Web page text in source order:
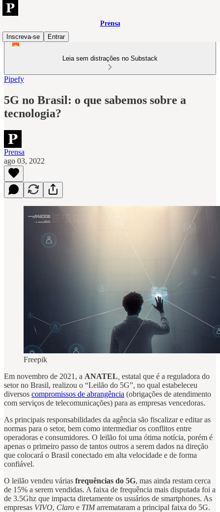
Prensa
Inscreva-se
Entrar
Leia sem distrações no Substack
Pipefy
5G no Brasil: o que sabemos sobre a
tecnologia?
Prensa
ago 03, 2022
Freepik
Em novembro de 2021, a ANATEL estatal que é a reguladora do
setor no Brasil, realizou o “Leilão do 5G”, no qual estabeleceu
diversos compromissos de abrangência (obrigações de atendimento
com serviços de telecomunicações) para as empresas vencedoras.
As principais responsabilidades da agência são fiscalizar e editar as
normas para o setor, bem como intermediar os conflitos entre
operadoras e consumidores. O leilão foi uma ótima notícia, porém é
apenas o primeiro passo de tantos outros a serem dados na direção
que colocará o Brasil conectado em alta velocidade e de forma
confiável.
O leilão vendeu várias frequências do 5G, mas ainda restam cerca
de 15% a serem vendidas. A faixa de frequência mais disputada foi a
de 3.5Ghz que impacta diretamente os usuários de smartphones. As
empresas VIVO, Claro e TIMarremataram a principal faixa do 5G.